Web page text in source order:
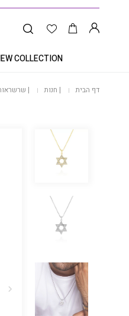
COLLECTION
דף הבית | חנות |